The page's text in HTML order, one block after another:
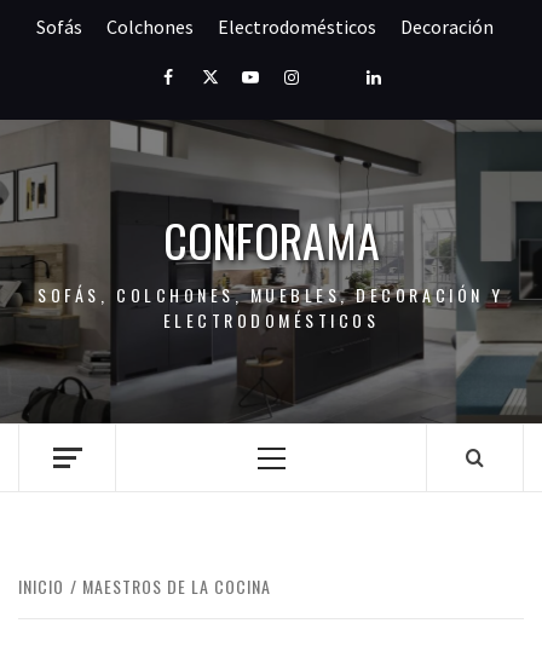
Sofás Colchones Electrodomésticos Decoración
FacebookTwitterYoutubeInstagramPinterestLinkedIn
CONFORAMA
SOFÁS, COLCHONES, MUEBLES, DECORACIÓN Y
ELECTRODOMÉSTICOS
Menú
INICIO MAESTROS DE LA COCINA